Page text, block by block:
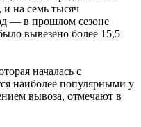
на семь тысяч
— в прошлом сезоне
вывезено более 15,5
началась с
наиболее популярными у
вывоза, отмечают в